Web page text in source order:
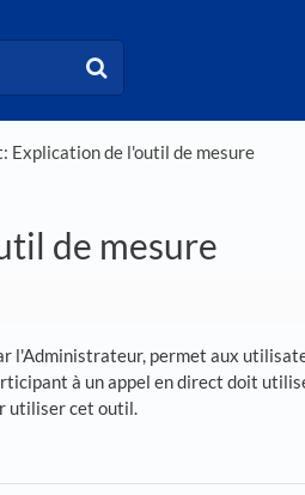
Explication de l'outil de mesure
de mesure
l'Administrateur, permet aux
à un appel en direct doit
utiliser cet outil.